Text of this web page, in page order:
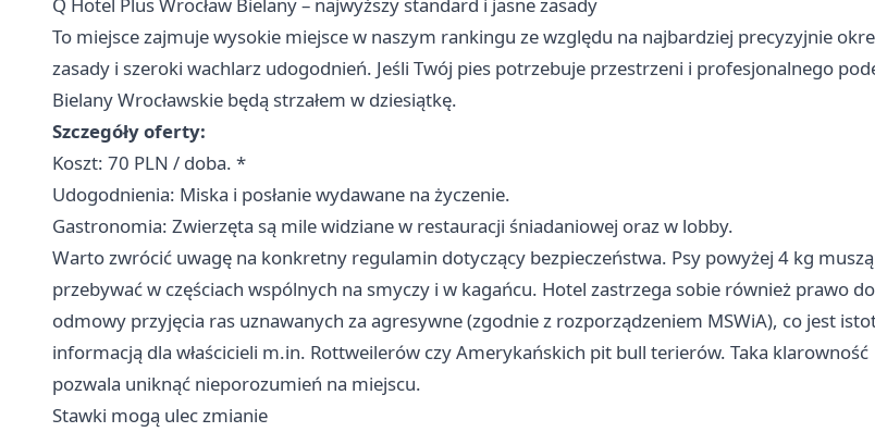
To miejsce zajmuje wysokie miejsce w naszym rankingu ze względu na najbardziej precyzyjnie
zasady i szeroki wachlarz udogodnień. Jeśli Twój pies potrzebuje przestrzeni i profesjonalnego
Bielany Wrocławskie będą strzałem w dziesiątkę.
Szczegóły oferty:
Koszt: 70 PLN / doba. *
Udogodnienia: Miska i posłanie wydawane na życzenie.
Gastronomia: Zwierzęta są mile widziane w restauracji śniadaniowej oraz w lobby.
Warto zwrócić uwagę na konkretny regulamin dotyczący bezpieczeństwa. Psy powyżej 4 kg muszą
przebywać w częściach wspólnych na smyczy i w kagańcu. Hotel zastrzega sobie również prawo do
odmowy przyjęcia ras uznawanych za agresywne (zgodnie z rozporządzeniem MSWiA), co jest
informacją dla właścicieli m.in. Rottweilerów czy Amerykańskich pit bull terierów. Taka klarowność
pozwala uniknąć nieporozumień na miejscu.
Stawki mogą ulec zmianie